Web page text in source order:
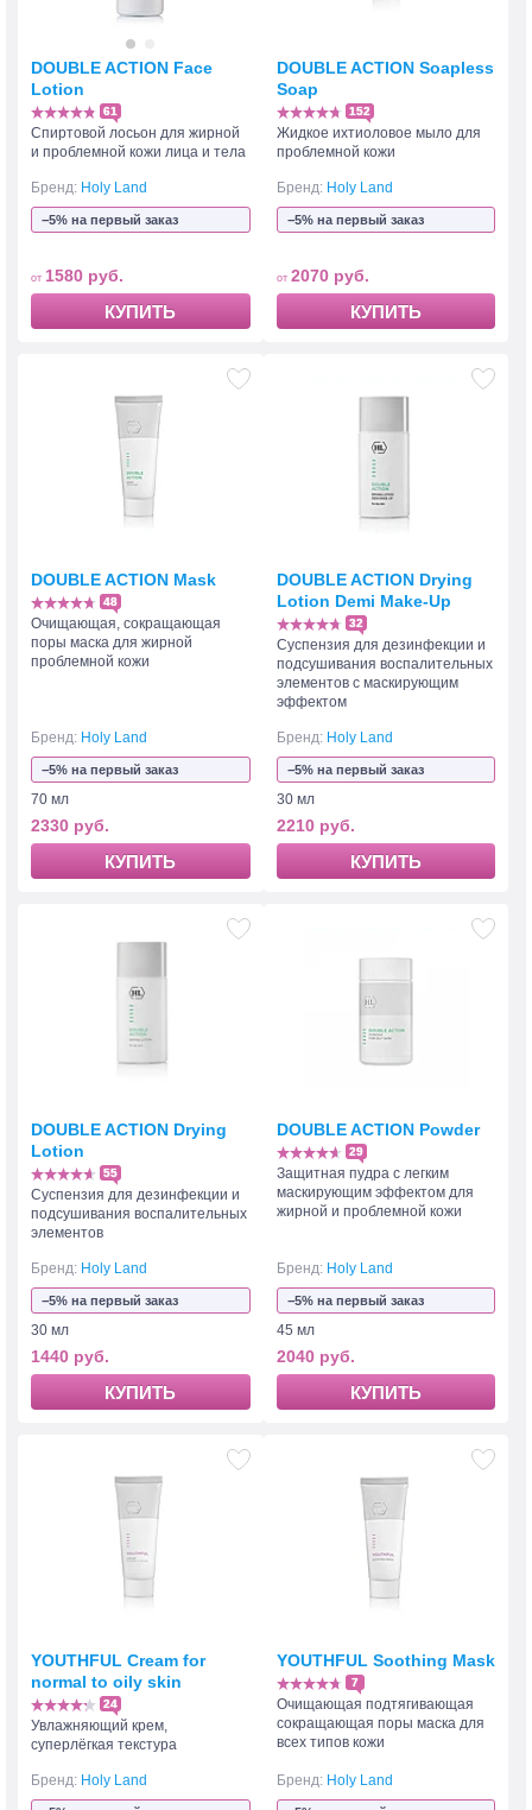
DOUBLE ACTION Face
Lotion
61
Спиртовой лосьон для жирной
и проблемной кожи лица и тела
Бренд: Holy Land
−5% на первый заказ
1580 руб.
КУПИТЬ
DOUBLE ACTION Soapless
Soap
152
Жидкое ихтиоловое мыло для
проблемной кожи
Бренд: Holy Land
−5% на первый заказ
2070 руб.
КУПИТЬ
DOUBLE ACTION Mask
48
Очищающая, сокращающая
поры маска для жирной
проблемной кожи
Бренд: Holy Land
−5% на первый заказ
70 мл
2330 руб.
КУПИТЬ
DOUBLE ACTION Drying
Lotion Demi Make-Up
32
Суспензия для дезинфекции и
подсушивания воспалительных
элементов с маскирующим
эффектом
Бренд: Holy Land
−5% на первый заказ
30 мл
2210 руб.
КУПИТЬ
DOUBLE ACTION Drying
Lotion
55
Суспензия для дезинфекции и
подсушивания воспалительных
элементов
Бренд: Holy Land
−5% на первый заказ
30 мл
1440 руб.
КУПИТЬ
DOUBLE ACTION Powder
29
Защитная пудра с легким
маскирующим эффектом для
жирной и проблемной кожи
Бренд: Holy Land
−5% на первый заказ
45 мл
2040 руб.
КУПИТЬ
YOUTHFUL Cream for
normal to oily skin
24
Увлажняющий крем,
суперлёгкая текстура
Бренд: Holy Land
YOUTHFUL Soothing Mask
7
Очищающая подтягивающая
сокращающая поры маска для
всех типов кожи
Бренд: Holy Land